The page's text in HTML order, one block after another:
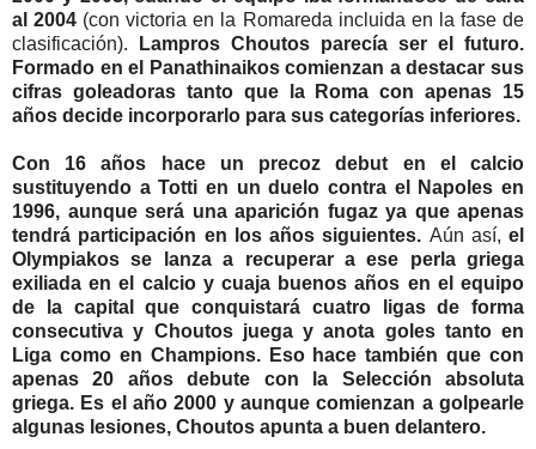
al 2004 (con victoria en la Romareda incluida en la fase de
clasificación).
Lampros Choutos parecía ser el futuro.
Formado en el Panathinaikos comienzan a destacar sus
cifras goleadoras tanto que la Roma con apenas 15
años decide incorporarlo para sus categorías inferiores.
Con 16 años hace un precoz debut en el calcio
sustituyendo a Totti en un duelo contra el Napoles en
1996, aunque será una aparición fugaz ya que apenas
tendrá participación en los años siguientes. Aún así, el
Olympiakos se lanza a recuperar a ese perla griega
exiliada en el calcio y cuaja buenos años en el equipo
de la capital que conquistará cuatro ligas de forma
consecutiva y Choutos juega y anota goles tanto en
Liga como en Champions. Eso hace también que con
apenas 20 años debute con la Selección absoluta
griega. Es el año 2000 y aunque comienzan a golpearle
algunas lesiones, Choutos apunta a buen delantero.